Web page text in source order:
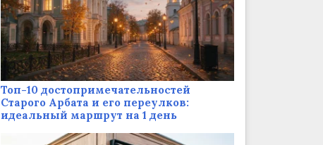
Топ-10 достопримечательностей
Старого Арбата и его переулков:
идеальный маршрут на 1 день